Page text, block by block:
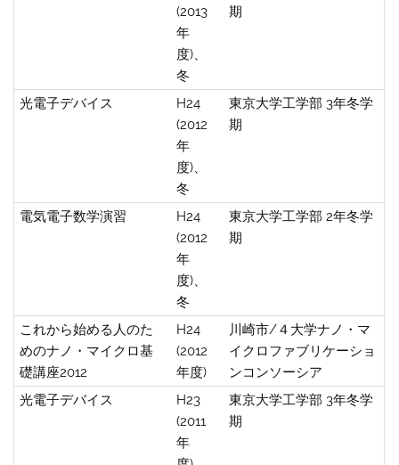
(2013
年
度)、
冬
期
光電子デバイス
H24
(2012
年
度)、
冬
東京大学工学部 3年冬学
期
電気電子数学演習
H24
(2012
年
度)、
冬
東京大学工学部 2年冬学
期
これから始める人のた
めのナノ・マイクロ基
礎講座2012
H24
(2012
年度)
川崎市/４大学ナノ・マ
イクロファブリケーショ
ンコンソーシア
光電子デバイス
H23
(2011
年
東京大学工学部 3年冬学
期